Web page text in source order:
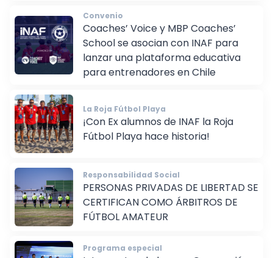
Convenio
Coaches’ Voice y MBP Coaches’
School se asocian con INAF para
lanzar una plataforma educativa
para entrenadores en Chile
La Roja Fútbol Playa
¡Con Ex alumnos de INAF la Roja
Fútbol Playa hace historia!
Responsabilidad Social
PERSONAS PRIVADAS DE LIBERTAD SE
CERTIFICAN COMO ÁRBITROS DE